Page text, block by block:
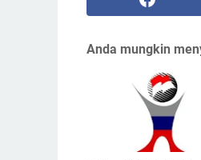
Anda mungkin